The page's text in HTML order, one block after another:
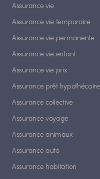
Assurance vie
Assurance vie temporaire
Assurance vie permanente
Assurance vie enfant
Assurance vie prix
Assurance prêt hypothécaire
Assurance collective
Assurance voyage
Assurance animaux
Assurance auto
Assurance habitation